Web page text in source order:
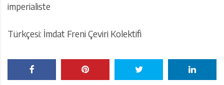
imperialiste
Türkçesi: İmdat Freni Çeviri Kolektifi